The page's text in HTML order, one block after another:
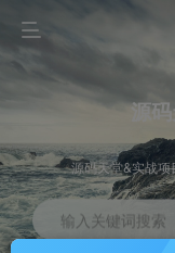
源
源码天堂&实战
输入关键词搜索